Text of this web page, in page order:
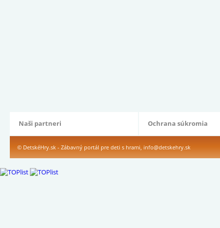
Naši partneri Ochrana súkromia
© DetskéHry.sk - Zábavný portál pre deti s hrami, info@detskehry.sk